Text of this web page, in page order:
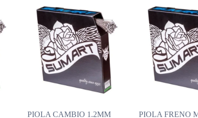
PIOLA CAMBIO 1.2MM PIOLA FRENO